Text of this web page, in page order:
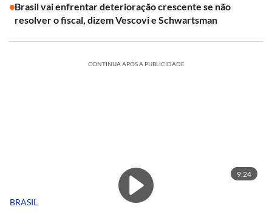
Brasil vai enfrentar deterioração crescente se não
resolver o fiscal, dizem Vescovi e Schwartsman
CONTINUA APÓS A PUBLICIDADE
9:24
BRASIL